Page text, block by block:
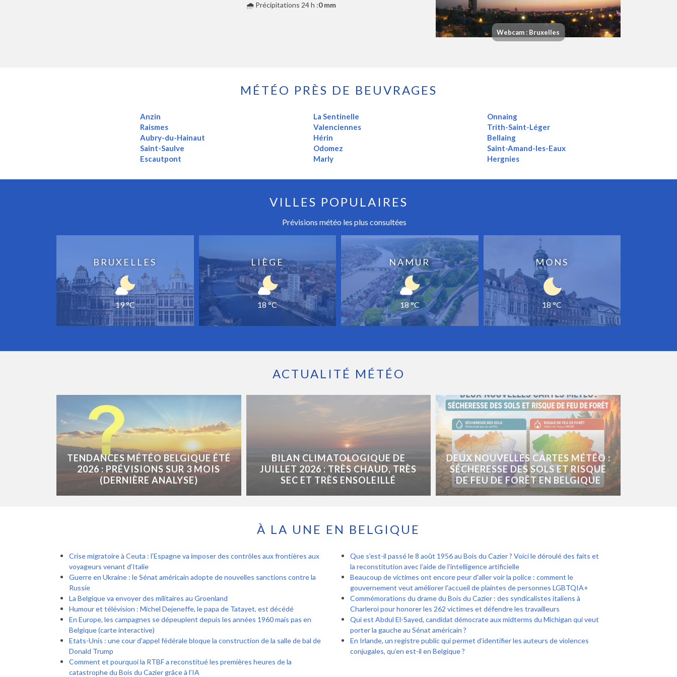
🌧️ Précipitations 24 h :0 mm
Webcam : Bruxelles
MÉTÉO PRÈS DE BEUVRAGES
Anzin
Raismes
Aubry-du-Hainaut
Saint-Saulve
Escautpont
La Sentinelle
Valenciennes
Hérin
Odomez
Marly
Onnaing
Trith-Saint-Léger
Bellaing
Saint-Amand-les-Eaux
Hergnies
VILLES POPULAIRES
Prévisions météo les plus consultées
BRUXELLES
19 °C
LIÈGE
18 °C
NAMUR
18 °C
MONS
18 °C
ACTUALITÉ MÉTÉO
TENDANCES MÉTÉO BELGIQUE ÉTÉ
2026 : PRÉVISIONS SUR 3 MOIS
(DERNIÈRE ANALYSE)
BILAN CLIMATOLOGIQUE DE
JUILLET 2026 : TRÈS CHAUD, TRÈS
SEC ET TRÈS ENSOLEILLÉ
DEUX NOUVELLES CARTES MÉTÉO :
SÉCHERESSE DES SOLS ET RISQUE
DE FEU DE FORÊT EN BELGIQUE
À LA UNE EN BELGIQUE
Crise migratoire à Ceuta : l’Espagne va imposer des contrôles aux frontières aux
voyageurs venant d’Italie
Guerre en Ukraine : le Sénat américain adopte de nouvelles sanctions contre la
Russie
La Belgique va envoyer des militaires au Groenland
Humour et télévision : Michel Dejeneffe, le papa de Tatayet, est décédé
En Europe, les campagnes se dépeuplent depuis les années 1960 mais pas en
Belgique (carte interactive)
Etats-Unis : une cour d'appel fédérale bloque la construction de la salle de bal de
Donald Trump
Comment et pourquoi la RTBF a reconstitué les premières heures de la
catastrophe du Bois du Cazier grâce à l’IA
Que s’est-il passé le 8 août 1956 au Bois du Cazier ? Voici le déroulé des faits et
la reconstitution avec l’aide de l’intelligence artificielle
Beaucoup de victimes ont encore peur d'aller voir la police : comment le
gouvernement veut améliorer l'accueil de plaintes de personnes LGBTQIA+
Commémorations du drame du Bois du Cazier : des syndicalistes italiens à
Charleroi pour honorer les 262 victimes et défendre les travailleurs
Qui est Abdul El-Sayed, candidat démocrate aux midterms du Michigan qui veut
porter la gauche au Sénat américain ?
En Irlande, un registre public qui permet d’identifier les auteurs de violences
conjugales, qu’en est-il en Belgique ?